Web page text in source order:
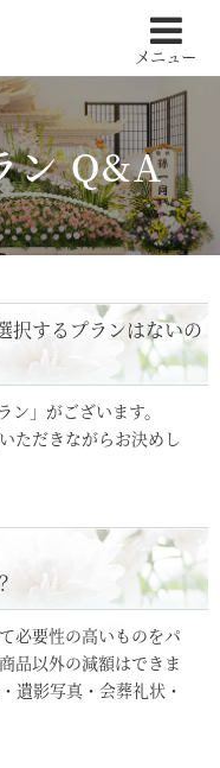
メニュー
ン Q&A
択するプランはないの
」がございます。
ただきながらお決めし
必要性の高いものをパ
品以外の減額はできま
遺影写真・会葬礼状・